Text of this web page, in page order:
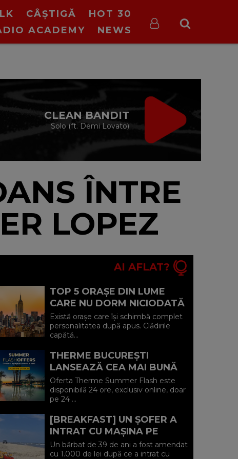
CÂȘTIGĂ
HOT 30
ACADEMY NEWS
CE TREBUIE
cu Valeriu Șerban
ÎNTRE
LOPEZ
AI AFLAT?
TOP 5 ORAȘE DIN LUME
CARE NU DORM NICIODATĂ
ȘI POVEȘTILE DIN SPATELE
CELOR MAI CELEBRE
BULEVARDE DE ...
Există orașe care își schimbă complet
personalitatea după apus. Clădirile
capătă...
THERME BUCUREȘTI
LANSEAZĂ CEA MAI BUNĂ
OFERTĂ A VERII: MINUS 20%
LA VOUCHERE, DOAR PE 24
IULIE (P)...
Oferta Therme Summer Flash este
disponibilă 24 ore, exclusiv online, doar
pe 24 ...
[BREAKFAST] UN ȘOFER A
INTRAT CU MAȘINA PE
PLAJA DIN VADU ȘI A FOST
AMENDAT.
Un bărbat de 39 de ani a fost amendat
cu 1.000 de lei după ce a intrat cu